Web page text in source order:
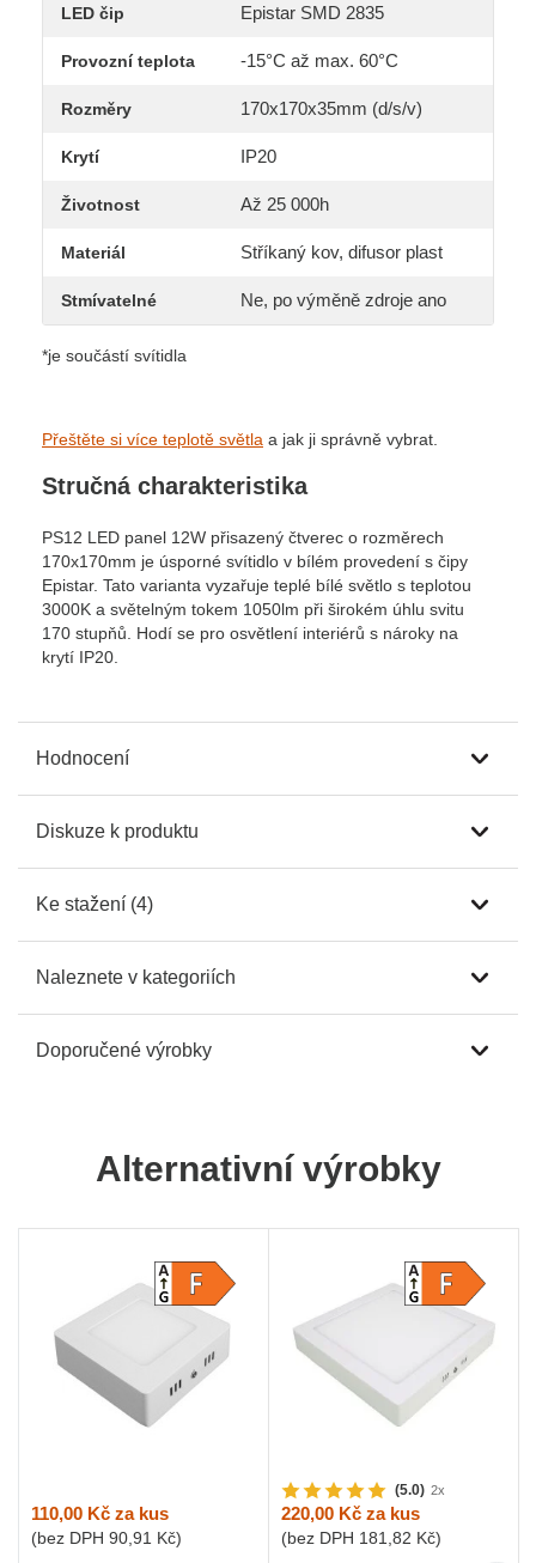
LED čip Epistar SMD 2835
Provozní teplota -15°C až max. 60°C
Rozměry 170x170x35mm (d/s/v)
Krytí IP20
Životnost Až 25 000h
Materiál Stříkaný kov, difusor plast
Stmívatelné Ne, po výměně zdroje ano
*je součástí svítidla
Přeštěte si více teplotě světla a jak ji správně vybrat.
Stručná charakteristika
PS12 LED panel 12W přisazený čtverec o rozměrech
170x170mm je úsporné svítidlo v bílém provedení s čipy
Epistar. Tato varianta vyzařuje teplé bílé světlo s teplotou
3000K a světelným tokem 1050lm při širokém úhlu svitu
170 stupňů. Hodí se pro osvětlení interiérů s nároky na
krytí IP20.
Hodnocení
Diskuze k produktu
Ke stažení (4)
Naleznete v kategoriích
Doporučené výrobky
Alternativní výrobky
110,00 Kč za kus
(bez DPH 90,91 Kč)
(5.0) 2x
220,00 Kč za kus
(bez DPH 181,82 Kč)